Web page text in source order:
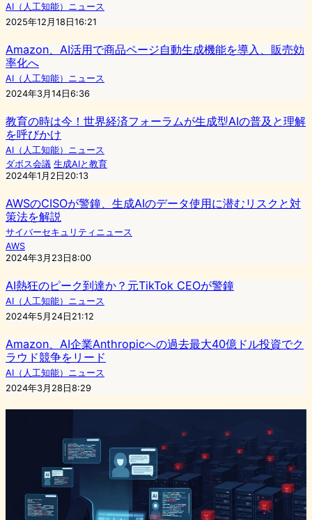
AI（人工知能）ニュース
2025年12月18日16:21
Amazon、AI活用で商品ページ自動生成機能を導入、販売効
率化へ
AI（人工知能）ニュース
2024年3月14日6:36
教育の時は今！世界経済フォーラムが生成型AIの普及と理解
を呼びかけ
AI（人工知能）ニュース
ダボス会議 生成AIと教育
2024年1月2日20:13
AWSのCISOが警鐘、生成AIのデータ使用に潜むリスクと対
策法を解説
サイバーセキュリティニュース
AWS
2024年3月23日8:00
AI熱狂のピーク到達か？元TikTok CEOが警鐘
AI（人工知能）ニュース
2024年5月24日21:12
Amazon、AI企業Anthropicへの過去最大40億ドル投資でク
ラウド競争をリード
AI（人工知能）ニュース
2024年3月28日8:29